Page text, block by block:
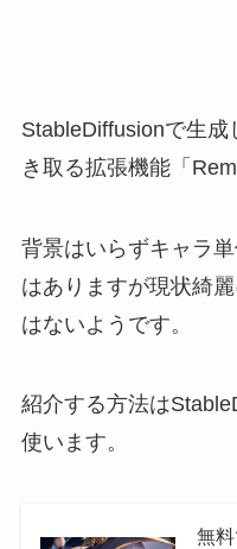
StableDiffusionで生
き取る拡張機能「
背景はいらずキャラ
はありますが現状綺
はないようです。
紹介する方法は
使います。
無